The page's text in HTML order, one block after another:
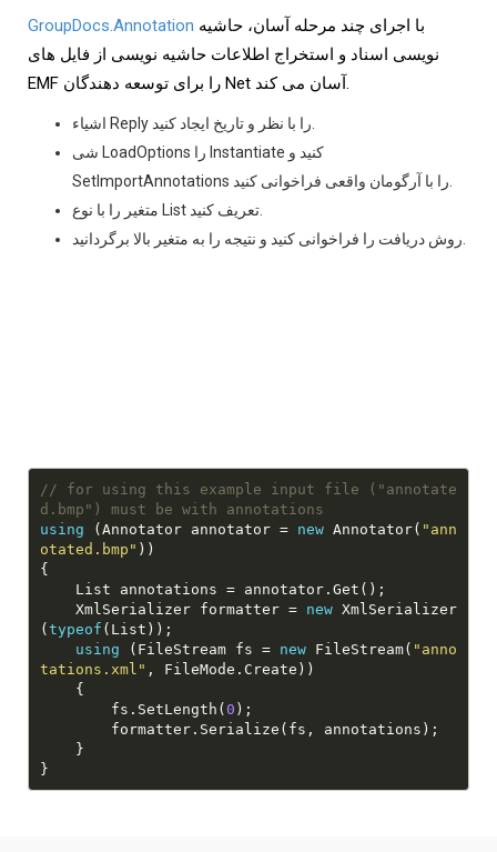
GroupDocs.Annotation
نویسی اسناد و استخراج اطلاعات حاشیه نویسی از فایل های
EMF را برای توسعه دهندگان Net آسان می کند.
اشیاء Reply را با نظر و تاریخ ایجاد کنید.
شی LoadOptions را Instantiate کنید و
SetImportAnnotations را با آرگومان واقعی فراخوانی کنید.
متغیر را با نوع List تعریف کنید.
روش دریافت را فراخوانی کنید و نتیجه را به متغیر بالا برگردانید.
// for using this example input file ("annotate
d.bmp") must be with annotations
using (Annotator annotator = new Annotator( "ann
otated.bmp"
    XmlSerializer formatter =
new XmlSerializer
( typeof
using (FileStream fs = new FileStream( "anno
tations.xml"
        fs.SetLength(
0